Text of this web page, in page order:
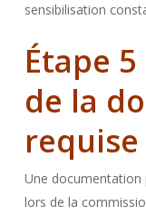
sensibilisation
Étape
de la
requise
Une documentation
lors de la